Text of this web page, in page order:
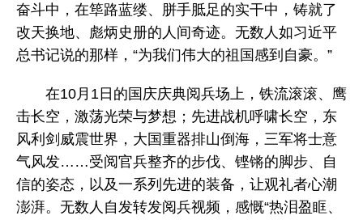
奋斗中，在筚路蓝缕、胼手胝足的实干中，铸就了
改天换地、彪炳史册的人间奇迹。无数人如习近平
总书记说的那样，“为我们伟大的祖国感到自豪。”
在10月1日的国庆庆典阅兵场上，铁流滚滚、鹰
击长空，激荡光荣与梦想；先进战机呼啸长空，东
风利剑威震世界，大国重器排山倒海，三军将士意
气风发……受阅官兵整齐的步伐、铿锵的脚步、自
信的姿态，以及一系列先进的装备，让观礼者心潮
澎湃。无数人自发转发阅兵视频，感慨“热泪盈眶、